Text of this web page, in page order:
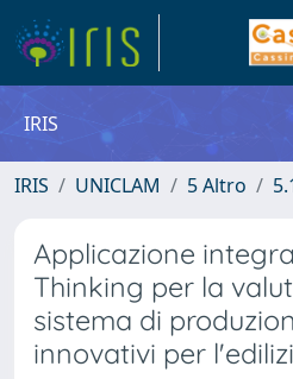
IRIS
IRIS UNICLAM 5 Altro
Applicazione
Thinking per la
sistema di
innovativi per